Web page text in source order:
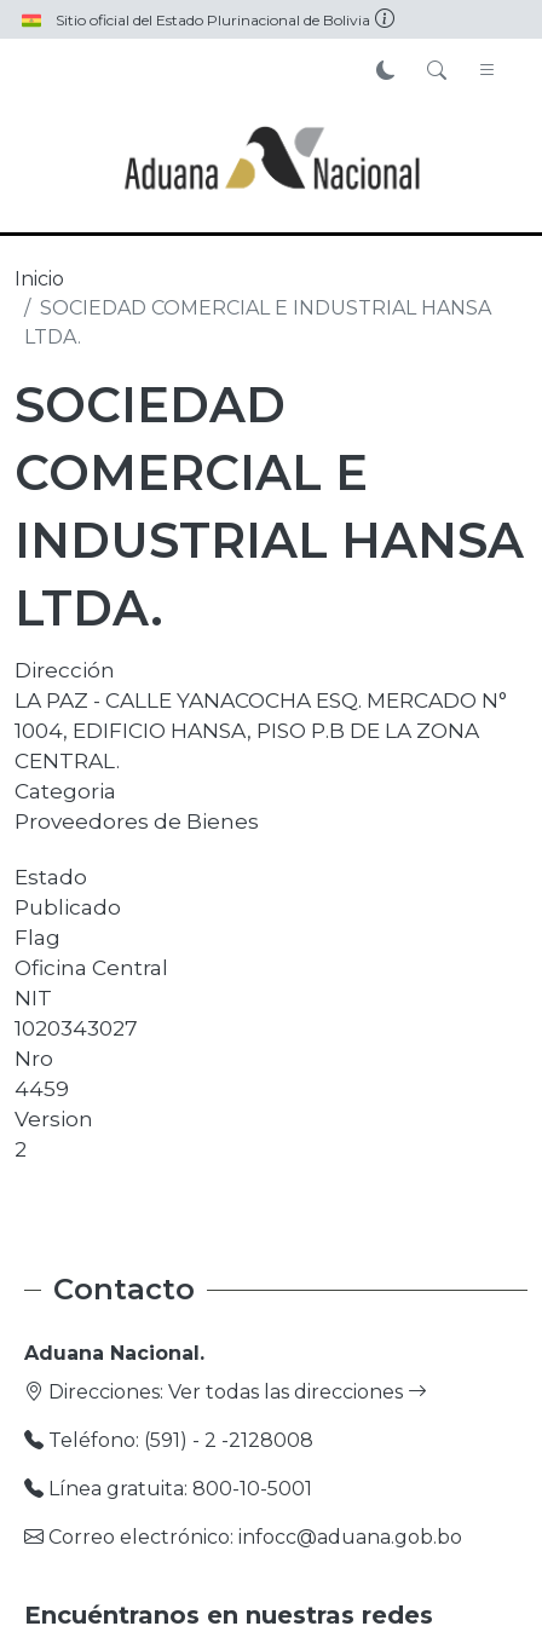
Pasar al contenido principal
Sitio oficial del Estado Plurinacional de Bolivia
Inicio
SOCIEDAD COMERCIAL E INDUSTRIAL HANSA
LTDA.
SOCIEDAD
COMERCIAL E
INDUSTRIAL HANSA
LTDA.
Dirección
LA PAZ - CALLE YANACOCHA ESQ. MERCADO N°
1004, EDIFICIO HANSA, PISO P.B DE LA ZONA
CENTRAL.
Categoria
Proveedores de Bienes
Estado
Publicado
Flag
Oficina Central
NIT
1020343027
Nro
4459
Version
2
Contacto
Aduana Nacional.
Direcciones: Ver todas las direcciones
Teléfono: (591) - 2 -2128008
Línea gratuita: 800-10-5001
Correo electrónico: infocc@aduana.gob.bo
Encuéntranos en nuestras redes